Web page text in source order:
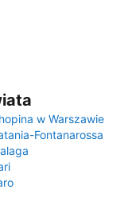
w Warszawie
Fontanarossa